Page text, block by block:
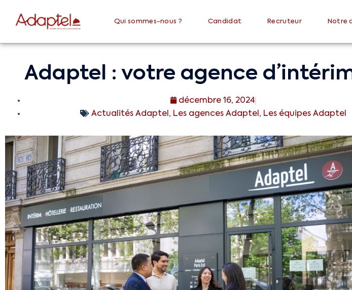
Qui sommes-nous ? Candidat Recruteur Notre
Adaptel : votre agence
décembre 16, 2024
Actualités Adaptel , Les agences Adaptel , Les équipes Adaptel